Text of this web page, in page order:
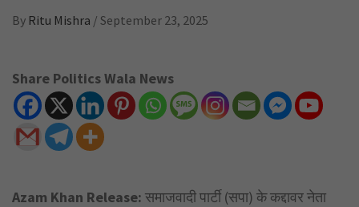
By Ritu Mishra / September 23, 2025
Share Politics Wala News
Azam Khan Release: समाजवादी पार्टी (सपा) के कद्दावर नेता